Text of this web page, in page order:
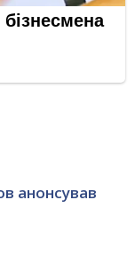
анонсував